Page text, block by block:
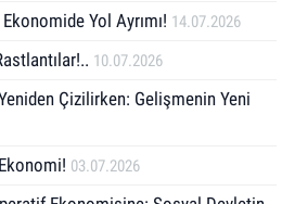
Yol Ayrımı! 14.07.2026
10.07.2026
Çizilirken: Gelişmenin Yeni
03.07.2026